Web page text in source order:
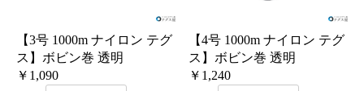
【3号 1000m ナイロン テグ
ス】ボビン巻 透明
￥1,090
【4号 1000m ナイロン テグ
ス】ボビン巻 透明
￥1,240